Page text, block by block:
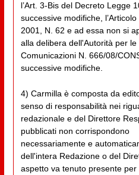
l’Art. 3-Bis del Decreto Legge
successive modifiche,
2001, N. 62 e ad essa non si
alla delibera dell'Autorità per
Comunicazioni N. 666/08/
successive modifiche.
4) Carmilla è composta da
senso di responsabilità nei
redazionale e del Direttore
pubblicati non corrispondono
necessariamente e
dell'intera Redazione o del
aspetto va tenuto presente